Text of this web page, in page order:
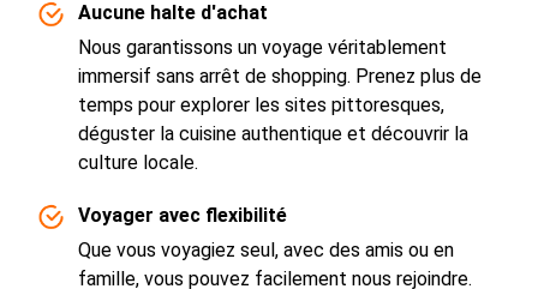
Aucune halte d'achat
Nous garantissons un voyage véritablement
immersif sans arrêt de shopping. Prenez plus de
temps pour explorer les sites pittoresques,
déguster la cuisine authentique et découvrir la
culture locale.
Voyager avec flexibilité
Que vous voyagiez seul, avec des amis ou en
famille, vous pouvez facilement nous rejoindre.